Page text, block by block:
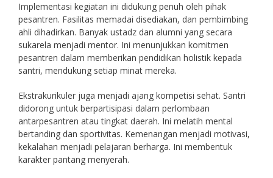
Implementasi kegiatan ini didukung penuh oleh pihak
pesantren. Fasilitas memadai disediakan, dan pembimbing
ahli dihadirkan. Banyak ustadz dan alumni yang secara
sukarela menjadi mentor. Ini menunjukkan komitmen
pesantren dalam memberikan pendidikan holistik kepada
santri, mendukung setiap minat mereka.
Ekstrakurikuler juga menjadi ajang kompetisi sehat. Santri
didorong untuk berpartisipasi dalam perlombaan
antarpesantren atau tingkat daerah. Ini melatih mental
bertanding dan sportivitas. Kemenangan menjadi motivasi,
kekalahan menjadi pelajaran berharga. Ini membentuk
karakter pantang menyerah.